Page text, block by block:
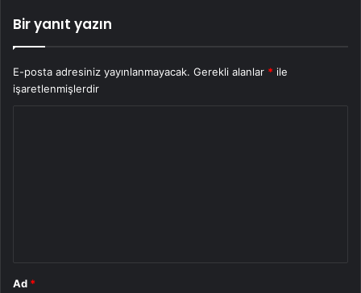
Bir yanıt yazın
E-posta adresiniz yayınlanmayacak. Gerekli alanlar * ile
işaretlenmişlerdir
Ad *